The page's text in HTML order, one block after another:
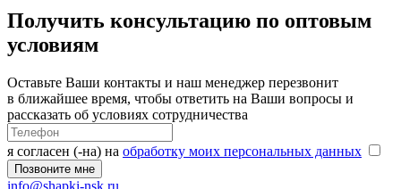
Получить консультацию по оптовым
условиям
Оставьте Ваши контакты и наш менеджер перезвонит
в ближайшее время, чтобы ответить на Ваши вопросы и
рассказать об условиях сотрудничества
я согласен (-на) на обработку моих персональных данных